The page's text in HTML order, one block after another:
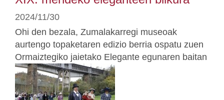
2024/11/30
Ohi den bezala, Zumalakarregi museoak
aurtengo topaketaren edizio berria ospatu zuen
Ormaiztegiko jaietako Elegante egunaren baitan